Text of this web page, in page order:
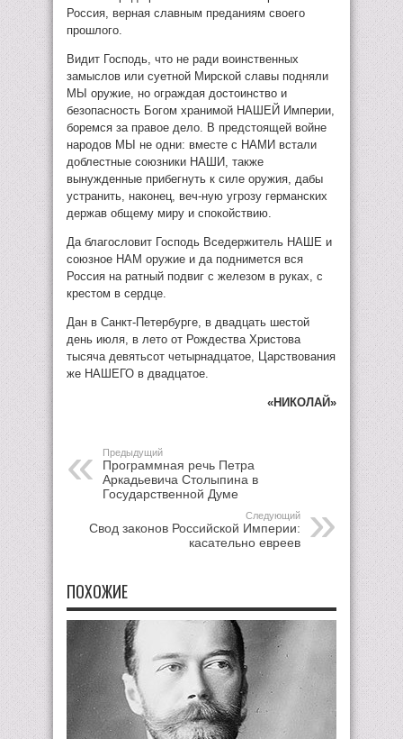
Россия, верная славным преданиям своего
прошлого.
Видит Господь, что не ради воинственных
замыслов или суетной Mиpcкoй славы подняли
МЫ оружие, но ограждая достоинство и
безопасность Богом хранимой НАШЕЙ Империи,
боремся за правое дело. В предстоящей войне
народов МЫ не одни: вместе с НАМИ встали
доблестные союзники НАШИ, также
вынужденные прибегнуть к силе оружия, дабы
устранить, наконец, веч-ную угрозу германских
держав общему миру и спокойствию.
Да благословит Господь Вседержитель НАШЕ и
союзное НАМ оружие и да поднимется вся
Россия на ратный подвиг с железом в руках, с
крестом в сердце.
Дан в Санкт-Петербурге, в двадцать шестой
день июля, в лето от Рождества Христова
тысяча девятьсот четырнадцатое, Царствования
же НАШЕГО в двадцатое.
«НИКОЛАЙ»
Предыдущий
Программная речь Петра
Аркадьевича Столыпина в
Государственной Думе
Следующий
Свод законов Российской Империи:
касательно евреев
ПОХОЖИЕ